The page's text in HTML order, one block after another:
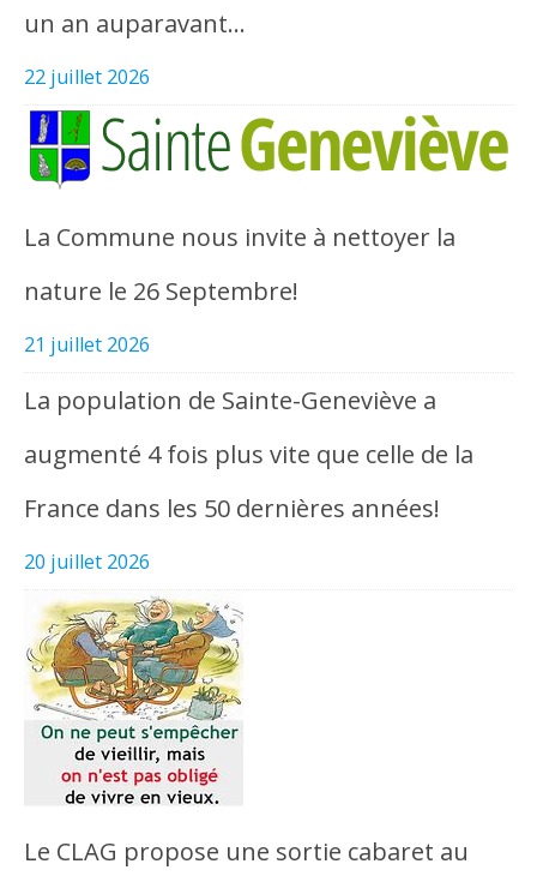
un an auparavant…
22 juillet 2026
La Commune nous invite à nettoyer la
nature le 26 Septembre!
21 juillet 2026
La population de Sainte-Geneviève a
augmenté 4 fois plus vite que celle de la
France dans les 50 dernières années!
20 juillet 2026
Le CLAG propose une sortie cabaret au